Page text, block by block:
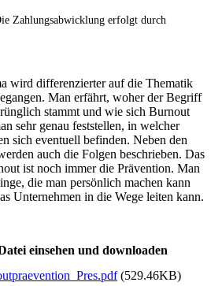
Zahlungsabwicklung erfolgt durch
wird differenzierter auf die Thematik
Man erfährt, woher der Begriff
stammt und wie sich Burnout
sehr genau feststellen, in welcher
sich eventuell befinden. Neben den
auch die Folgen beschrieben. Das
ist noch immer die Prävention. Man
die man persönlich machen kann
Unternehmen in die Wege leiten kann.
einsehen und downloaden
(529.46KB)